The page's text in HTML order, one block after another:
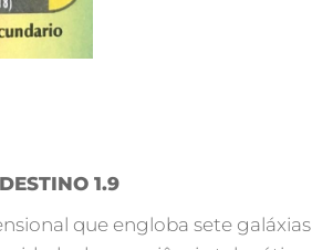
1.9
que engloba sete galáxias